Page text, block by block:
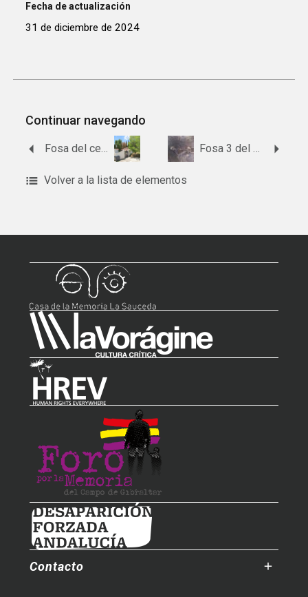
Fecha de actualización
31 de diciembre de 2024
Continuar navegando
Fosa del cementerio de Diezma Fosa 3 del antiguo cementerio de Pinos del Valle
Volver a la lista de elementos
Contacto